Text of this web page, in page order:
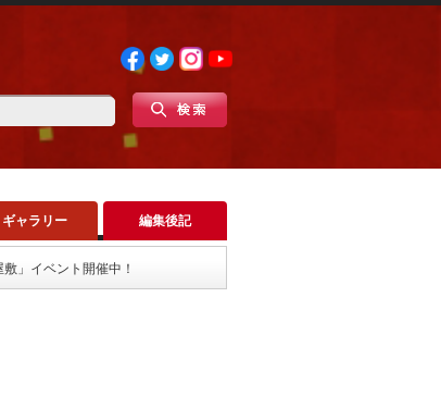
ギャラリー 編集後記
」イベント開催中！